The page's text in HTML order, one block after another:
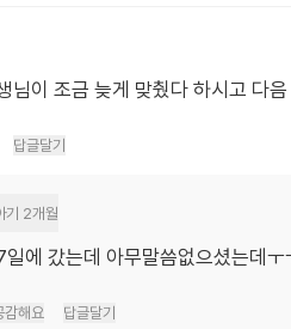
님이 조금 늦게 맞췄다 하시고 다
답글달기
기 2개월
에 갔는데 아무말씀없으셨는데
감해요 답글달기